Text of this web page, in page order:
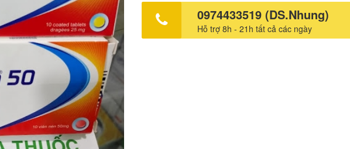
tốt nhất Mua thuốc EET Macleods tốt nhất Mua thuốc
tốt nhất Mua thuốc TLE M152 tốt nhất Mua thuốc Tenof
nhất Mua thuốc Tavin em tốt nhất Mua thuốc ARV tốt
0974433519 (DS.Nhung)
Hỗ trợ 8h - 21h tất cả các ngày